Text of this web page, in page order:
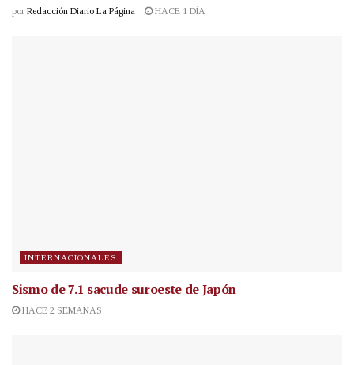
por Redacción Diario La Página HACE 1 DÍA
INTERNACIONALES
Sismo de 7.1 sacude suroeste de Japón
HACE 2 SEMANAS